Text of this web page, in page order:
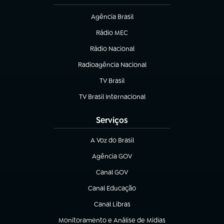
Agência Brasil
(abre em nova aba)
Rádio MEC
(abre em nova aba)
Rádio Nacional
Radioagência Nacional
(abre em nova aba)
TV Brasil
(abre em nova aba)
TV Brasil Internacional
(abre em nova aba)
Serviços
A Voz do Brasil
(abre em nova aba)
Agência GOV
(abre em nova aba)
Canal GOV
(abre em nova aba)
Canal Educação
(abre em nova aba)
Canal Libras
(abre em nova aba)
Monitoramento e Análise de Mídias